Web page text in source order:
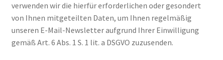
verwenden wir die hierfür erforderlichen oder gesondert
von Ihnen mitgeteilten Daten, um Ihnen regelmäßig
unseren E-Mail-Newsletter aufgrund Ihrer Einwilligung
gemäß Art. 6 Abs. 1 S. 1 lit. a DSGVO zuzusenden.